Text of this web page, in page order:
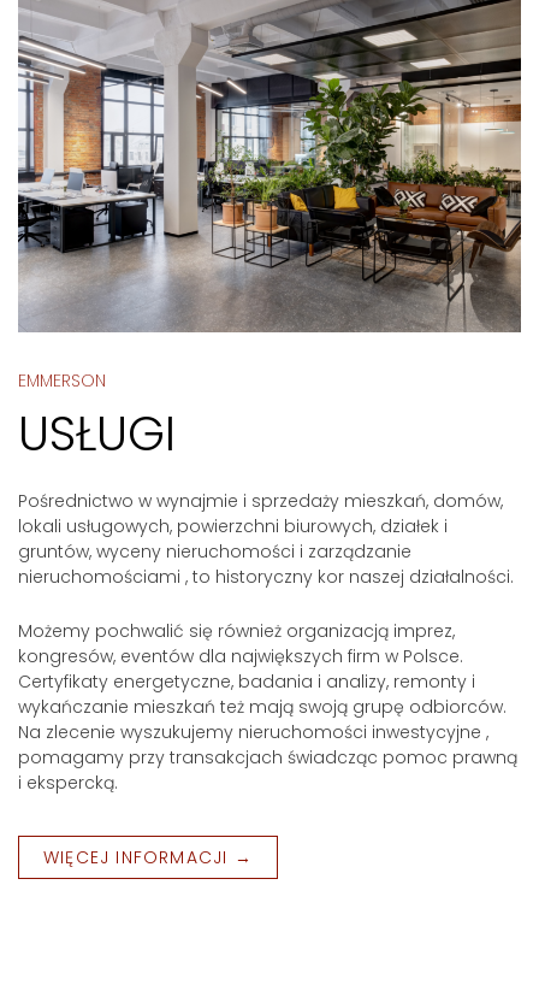
EMMERSON
USŁUGI
Pośrednictwo w wynajmie i sprzedaży mieszkań, domów,
lokali usługowych, powierzchni biurowych, działek i
gruntów, wyceny nieruchomości i zarządzanie
nieruchomościami , to historyczny kor naszej działalności.
Możemy pochwalić się również organizacją imprez,
kongresów, eventów dla największych firm w Polsce.
Certyfikaty energetyczne, badania i analizy, remonty i
wykańczanie mieszkań też mają swoją grupę odbiorców.
Na zlecenie wyszukujemy nieruchomości inwestycyjne ,
pomagamy przy transakcjach świadcząc pomoc prawną
i ekspercką.
WIĘCEJ INFORMACJI →